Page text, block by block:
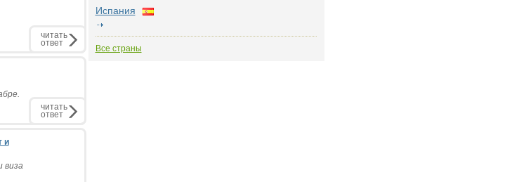
читать
ответ
читать
ответ
и
виза
Испания
Все страны